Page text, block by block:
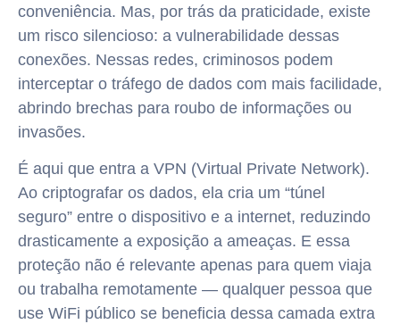
conveniência. Mas, por trás da praticidade, existe
um risco silencioso: a vulnerabilidade dessas
conexões. Nessas redes, criminosos podem
interceptar o tráfego de dados com mais facilidade,
abrindo brechas para roubo de informações ou
invasões.
É aqui que entra a VPN (Virtual Private Network).
Ao criptografar os dados, ela cria um “túnel
seguro” entre o dispositivo e a internet, reduzindo
drasticamente a exposição a ameaças. E essa
proteção não é relevante apenas para quem viaja
ou trabalha remotamente — qualquer pessoa que
use WiFi público se beneficia dessa camada extra